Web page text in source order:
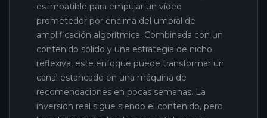
es imbatible para empujar un vídeo
prometedor por encima del umbral de
amplificación algorítmica. Combinada con un
contenido sólido y una estrategia de nicho
reflexiva, este enfoque puede transformar un
canal estancado en una máquina de
recomendaciones en pocas semanas. La
inversión real sigue siendo el contenido, pero